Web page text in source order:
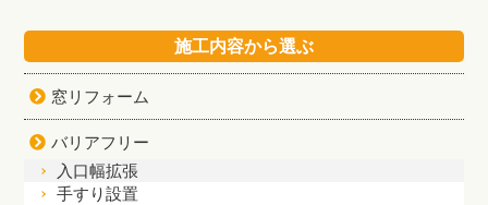
施工内容から選ぶ
窓リフォーム
バリアフリー
入口幅拡張
手すり設置